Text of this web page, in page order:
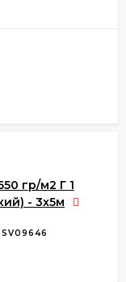
гр/м2 Г 1
- 3x5м
SV09646